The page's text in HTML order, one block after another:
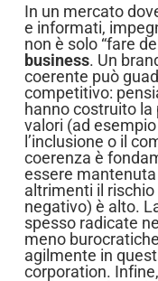
In un mercato
e informati,
non è solo “fare
business. Un
coerente può
competitivo:
hanno costruito la
valori (ad
l’inclusione o il
coerenza è
essere
altrimenti il
negativo) è alto.
spesso radicate
meno
agilmente in
corporation.